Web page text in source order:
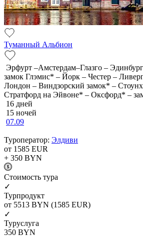
Туманный Альбион
Эрфурт –Амстердам–Глазго –
замок Глэмис* – Йорк – Честер –
Лондон – Виндзорский замок* –
Стратфорд на Эйвоне* – Оксфорд* –
16 дней
15 ночей
07.09
Туроператор: Элдиви
от 1585 EUR
+ 350 BYN
Cтоимость тура
✓
Турпродукт
от 5513 BYN (1585 EUR)
✓
Туруслуга
350 BYN